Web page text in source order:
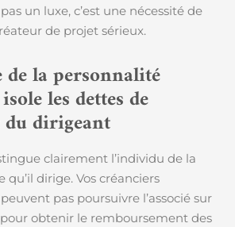
un luxe, c’est une nécessité de
de projet sérieux.
la personnalité
les dettes de
du dirigeant
clairement l’individu de la
dirige. Vos créanciers
pas poursuivre l’associé sur
obtenir le remboursement des